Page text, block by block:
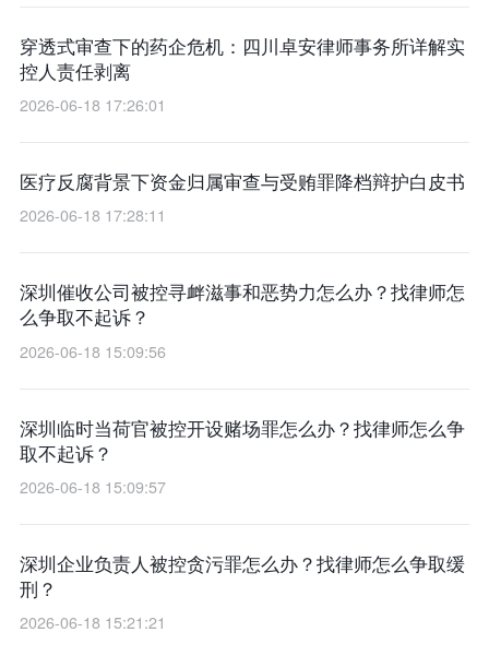
穿透式审查下的药企危机：四川卓安律师事务所详解实
控人责任剥离
2026-06-18 17:26:01
医疗反腐背景下资金归属审查与受贿罪降档辩护白皮书
2026-06-18 17:28:11
深圳催收公司被控寻衅滋事和恶势力怎么办？找律师怎
么争取不起诉？
2026-06-18 15:09:56
深圳临时当荷官被控开设赌场罪怎么办？找律师怎么争
取不起诉？
2026-06-18 15:09:57
深圳企业负责人被控贪污罪怎么办？找律师怎么争取缓
刑？
2026-06-18 15:21:21